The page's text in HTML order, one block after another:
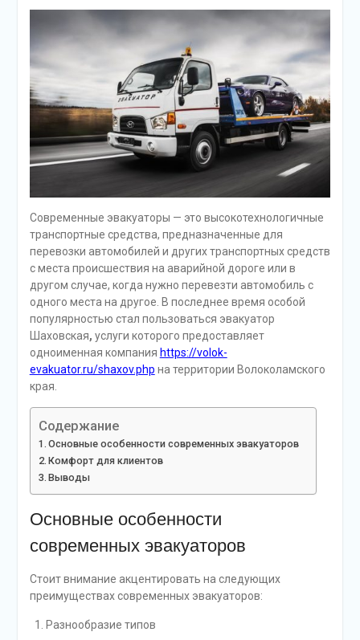
Современные эвакуаторы — это высокотехнологичные
транспортные средства, предназначенные для
перевозки автомобилей и других транспортных средств
с места происшествия на аварийной дороге или в
другом случае, когда нужно перевезти автомобиль с
одного места на другое. В последнее время особой
популярностью стал пользоваться эвакуатор
Шаховская, услуги которого предоставляет
одноименная компания https://volok-
evakuator.ru/shaxov.php на территории Волоколамского
края.
Содержание
Основные особенности современных эвакуаторов
Комфорт для клиентов
Выводы
Основные особенности
современных эвакуаторов
Стоит внимание акцентировать на следующих
преимуществах современных эвакуаторов:
Разнообразие типов